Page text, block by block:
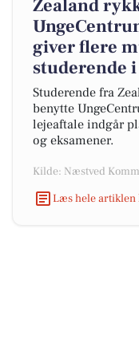
Zealand
giver flere
studerende
Studerende fra
benytte
lejeaftale indgår
og eksamener.
Kilde: Næstved
Læs hele artiklen